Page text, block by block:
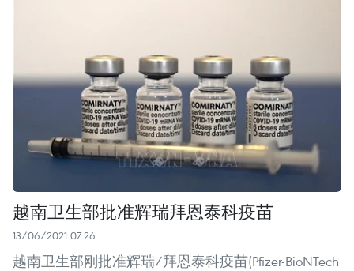
越南卫生部批准辉瑞拜恩泰科疫苗
13/06/2021 07:26
越南卫生部刚批准辉瑞/拜恩泰科疫苗(Pfizer-BioNTech